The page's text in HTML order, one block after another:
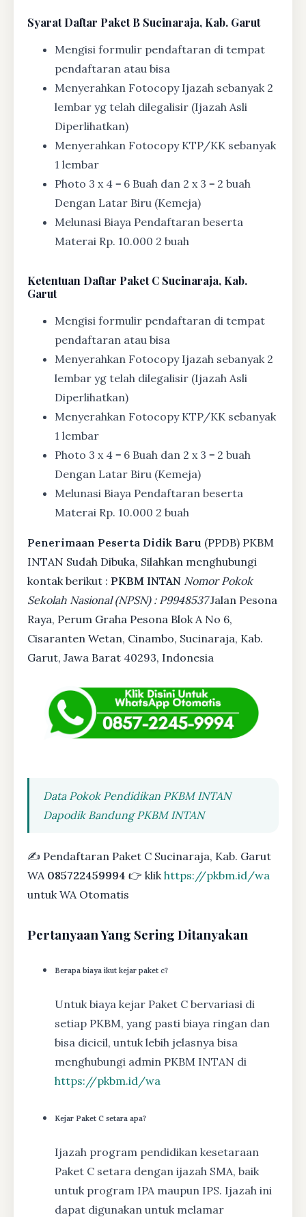
SyaratDaftar Paket B Sucinaraja, Kab. Garut
Mengisi formulir pendaftaran di tempat
pendaftaran atau bisa
Menyerahkan Fotocopy Ijazah sebanyak 2
lembar yg telah dilegalisir (Ijazah Asli
Diperlihatkan)
Menyerahkan Fotocopy KTP/KK sebanyak
1 lembar
Photo 3 x 4 = 6 Buah dan 2 x 3 = 2 buah
Dengan Latar Biru (Kemeja)
Melunasi Biaya Pendaftaran beserta
Materai Rp. 10.000 2 buah
Ketentuan Daftar Paket C Sucinaraja, Kab.
Garut
Mengisi formulir pendaftaran di tempat
pendaftaran atau bisa
Menyerahkan Fotocopy Ijazah sebanyak 2
lembar yg telah dilegalisir (Ijazah Asli
Diperlihatkan)
Menyerahkan Fotocopy KTP/KK sebanyak
1 lembar
Photo 3 x 4 = 6 Buah dan 2 x 3 = 2 buah
Dengan Latar Biru (Kemeja)
Melunasi Biaya Pendaftaran beserta
Materai Rp. 10.000 2 buah
Penerimaan Peserta Didik Baru (PPDB) PKBM
INTAN Sudah Dibuka, Silahkan menghubungi
kontak berikut : PKBM INTAN Nomor Pokok
Sekolah Nasional (NPSN) : P9948537Jalan Pesona
Raya, Perum Graha Pesona Blok A No 6,
Cisaranten Wetan, Cinambo, Sucinaraja, Kab.
Garut, Jawa Barat 40293, Indonesia
Data Pokok Pendidikan PKBM INTAN
Dapodik Bandung PKBM INTAN
✍ Pendaftaran Paket C Sucinaraja, Kab. Garut
WA 085722459994 👉 klikhttps://pkbm.id/wa
untuk WA Otomatis
Pertanyaan Yang Sering Ditanyakan
Berapa biaya ikut kejar paket c?
Untuk biaya kejar Paket C bervariasi di
setiap PKBM, yang pasti biaya ringan dan
bisa dicicil, untuk lebih jelasnya bisa
menghubungi admin PKBM INTAN di
https://pkbm.id/wa
Kejar Paket C setara apa?
Ijazah program pendidikan kesetaraan
Paket C setara dengan ijazah SMA, baik
untuk program IPA maupun IPS. Ijazah ini
dapat digunakan untuk melamar